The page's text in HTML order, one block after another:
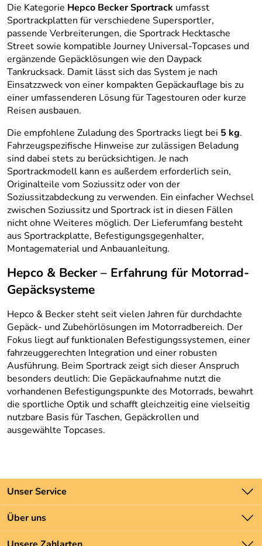
Die Kategorie Hepco Becker Sportrack umfasst
Sportrackplatten für verschiedene Supersportler,
passende Verbreiterungen, die Sportrack Hecktasche
Street sowie kompatible Journey Universal-Topcases und
ergänzende Gepäcklösungen wie den Daypack
Tankrucksack. Damit lässt sich das System je nach
Einsatzzweck von einer kompakten Gepäckauflage bis zu
einer umfassenderen Lösung für Tagestouren oder kurze
Reisen ausbauen.
Die empfohlene Zuladung des Sportracks liegt bei 5 kg.
Fahrzeugspezifische Hinweise zur zulässigen Beladung
sind dabei stets zu berücksichtigen. Je nach
Sportrackmodell kann es außerdem erforderlich sein,
Originalteile vom Soziussitz oder von der
Soziussitzabdeckung zu verwenden. Ein einfacher Wechsel
zwischen Soziussitz und Sportrack ist in diesen Fällen
nicht ohne Weiteres möglich. Der Lieferumfang besteht
aus Sportrackplatte, Befestigungsgegenhalter,
Montagematerial und Anbauanleitung.
Hepco & Becker – Erfahrung für Motorrad-
Gepäcksysteme
Hepco & Becker steht seit vielen Jahren für durchdachte
Gepäck- und Zubehörlösungen im Motorradbereich. Der
Fokus liegt auf funktionalen Befestigungssystemen, einer
fahrzeuggerechten Integration und einer robusten
Ausführung. Beim Sportrack zeigt sich dieser Anspruch
besonders deutlich: Die Gepäckaufnahme nutzt die
vorhandenen Befestigungspunkte des Motorrads, bewahrt
die sportliche Optik und schafft gleichzeitig eine vielseitig
nutzbare Basis für Taschen, Gepäckrollen und
ausgewählte Topcases.
Unser Service
Kontakt
Batteriegesetz
Über uns
Unsere Bestseller